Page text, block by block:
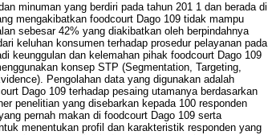
minuman yang berdiri pada tahun 201 1 dan berada di
mengakibatkan foodcourt Dago 109 tidak mampu
sebesar 42% yang diakibatkan oleh berpindahnya
keluhan konsumen terhadap prosedur pelayanan pada
keunggulan dan kelemahan pihak foodcourt Dago 109
konsep STP (Segmentation, Targeting,
Pengolahan data yang digunakan adalah
Dago 109 terhadap pesaing utamanya berdasarkan
penelitian yang disebarkan kepada 100 responden
pernah makan di foodcourt Dago 109 serta
menentukan profil dan karakteristik responden yang